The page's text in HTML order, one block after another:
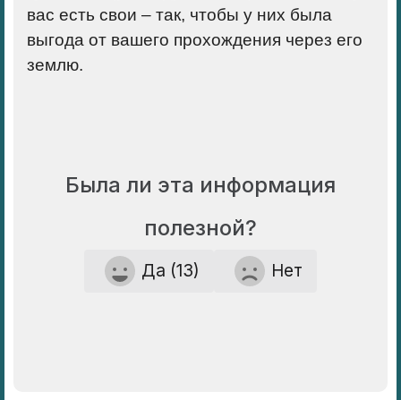
вас есть свои – так, чтобы у них была
выгода от вашего прохождения через его
землю.
Была ли эта информация
полезной?
Да (13) Нет